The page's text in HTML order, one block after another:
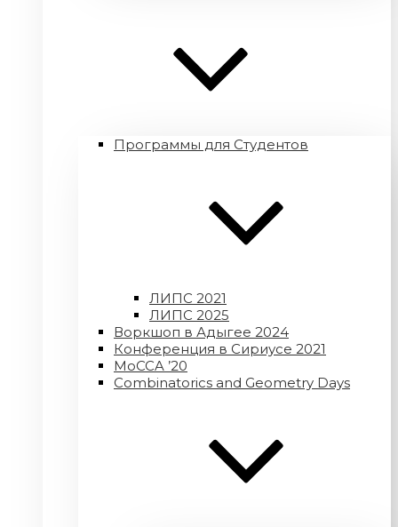
Программы для Студентов
ЛИПС 2021
ЛИПС 2025
Воркшоп в Адыгее 2024
Конференция в Сириусе 2021
MoCCA ’20
Combinatorics and Geometry Days